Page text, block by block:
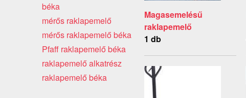
Magasemelésű
raklapemelő
1 db
béka
mérős raklapemelő
mérős raklapemelő béka
Pfaff raklapemelő béka
raklapemelő alkatrész
raklapemelő béka